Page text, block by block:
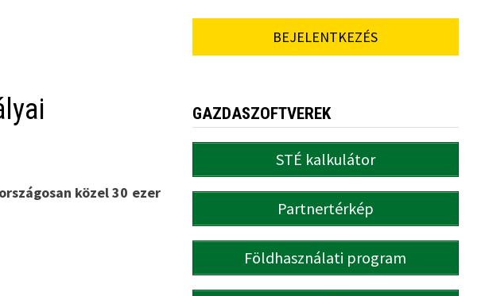
közel 30 ezer
BEJELENTKEZÉS
GAZDASZOFTVEREK
STÉ kalkulátor
Partnertérkép
Földhasználati program